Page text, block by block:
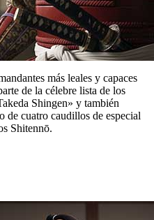
más leales y capaces
de la célebre lista de los
Shingen» y también
de cuatro caudillos de especial
Shitennō.